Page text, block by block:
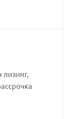
лизинг,